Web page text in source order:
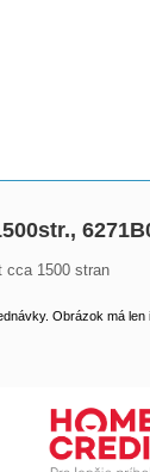
cca 1500 stran
Obrázok má len